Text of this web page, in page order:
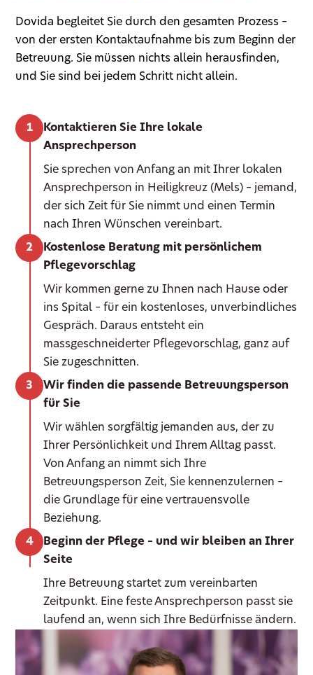
Dovida begleitet Sie durch den gesamten Prozess –
von der ersten Kontaktaufnahme bis zum Beginn der
Betreuung. Sie müssen nichts allein herausfinden,
und Sie sind bei jedem Schritt nicht allein.
Kontaktieren Sie Ihre lokale
Ansprechperson
Sie sprechen von Anfang an mit Ihrer lokalen
Ansprechperson in Heiligkreuz (Mels) – jemand,
der sich Zeit für Sie nimmt und einen Termin
nach Ihren Wünschen vereinbart.
Kostenlose Beratung mit persönlichem
Pflegevorschlag
Wir kommen gerne zu Ihnen nach Hause oder
ins Spital – für ein kostenloses, unverbindliches
Gespräch. Daraus entsteht ein
massgeschneiderter Pflegevorschlag, ganz auf
Sie zugeschnitten.
Wir finden die passende Betreuungsperson
für Sie
Wir wählen sorgfältig jemanden aus, der zu
Ihrer Persönlichkeit und Ihrem Alltag passt.
Von Anfang an nimmt sich Ihre
Betreuungsperson Zeit, Sie kennenzulernen –
die Grundlage für eine vertrauensvolle
Beziehung.
Beginn der Pflege – und wir bleiben an Ihrer
Seite
Ihre Betreuung startet zum vereinbarten
Zeitpunkt. Eine feste Ansprechperson passt sie
laufend an, wenn sich Ihre Bedürfnisse ändern.